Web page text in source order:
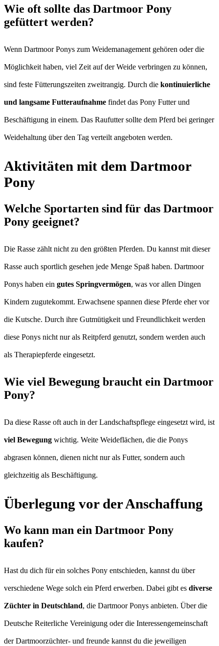
Wie oft sollte das Dartmoor Pony
gefüttert werden?
Wenn Dartmoor Ponys zum Weidemanagement gehören oder die
Möglichkeit haben, viel Zeit auf der Weide verbringen zu können,
sind feste Fütterungszeiten zweitrangig. Durch die kontinuierliche
und langsame Futteraufnahme findet das Pony Futter und
Beschäftigung in einem. Das Raufutter sollte dem Pferd bei geringer
Weidehaltung über den Tag verteilt angeboten werden.
Aktivitäten mit dem Dartmoor
Pony
Welche Sportarten sind für das Dartmoor
Pony geeignet?
Die Rasse zählt nicht zu den größten Pferden. Du kannst mit dieser
Rasse auch sportlich gesehen jede Menge Spaß haben. Dartmoor
Ponys haben ein gutes Springvermögen, was vor allen Dingen
Kindern zugutekommt. Erwachsene spannen diese Pferde eher vor
die Kutsche. Durch ihre Gutmütigkeit und Freundlichkeit werden
diese Ponys nicht nur als Reitpferd genutzt, sondern werden auch
als Therapiepferde eingesetzt.
Wie viel Bewegung braucht ein Dartmoor
Pony?
Da diese Rasse oft auch in der Landschaftspflege eingesetzt wird, ist
viel Bewegung wichtig. Weite Weideflächen, die die Ponys
abgrasen können, dienen nicht nur als Futter, sondern auch
gleichzeitig als Beschäftigung.
Überlegung vor der Anschaffung
Wo kann man ein Dartmoor Pony
kaufen?
Hast du dich für ein solches Pony entschieden, kannst du über
verschiedene Wege solch ein Pferd erwerben. Dabei gibt es diverse
Züchter in Deutschland, die Dartmoor Ponys anbieten. Über die
Deutsche Reiterliche Vereinigung oder die Interessengemeinschaft
der Dartmoorzüchter- und freunde kannst du die jeweiligen